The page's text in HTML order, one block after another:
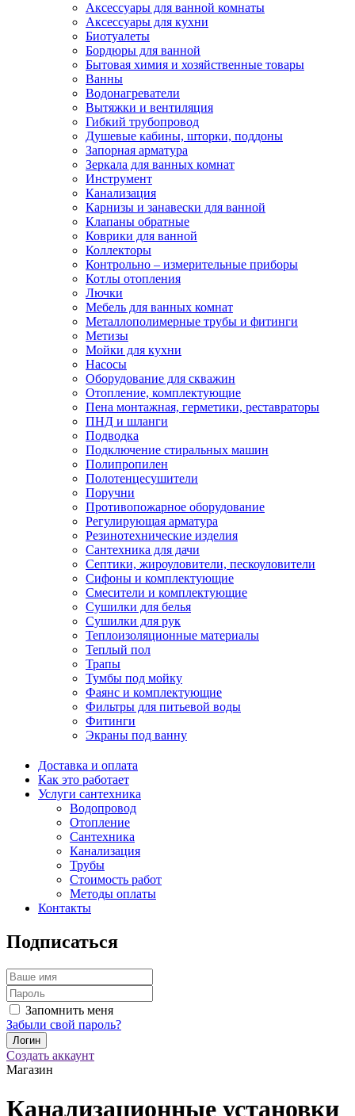
Аксессуары для ванной комнаты
Аксессуары для кухни
Биотуалеты
Бордюры для ванной
Бытовая химия и хозяйственные товары
Ванны
Водонагреватели
Вытяжки и вентиляция
Гибкий трубопровод
Душевые кабины, шторки, поддоны
Запорная арматура
Зеркала для ванных комнат
Инструмент
Канализация
Карнизы и занавески для ванной
Клапаны обратные
Коврики для ванной
Коллекторы
Контрольно – измерительные приборы
Котлы отопления
Лючки
Мебель для ванных комнат
Металлополимерные трубы и фитинги
Метизы
Мойки для кухни
Насосы
Оборудование для скважин
Отопление, комплектующие
Пена монтажная, герметики, реставраторы
ПНД и шланги
Подводка
Подключение стиральных машин
Полипропилен
Полотенцесушители
Поручни
Противопожарное оборудование
Регулирующая арматура
Резинотехнические изделия
Сантехника для дачи
Септики, жироуловители, пескоуловители
Сифоны и комплектующие
Смесители и комплектующие
Сушилки для белья
Сушилки для рук
Теплоизоляционные материалы
Теплый пол
Трапы
Тумбы под мойку
Фаянс и комплектующие
Фильтры для питьевой воды
Фитинги
Экраны под ванну
Доставка и оплата
Как это работает
Услуги сантехника
Водопровод
Отопление
Сантехника
Канализация
Трубы
Стоимость работ
Методы оплаты
Контакты
Подписаться
Запомнить меня
Забыли свой пароль?
Создать аккаунт
Магазин
Канализационные установки